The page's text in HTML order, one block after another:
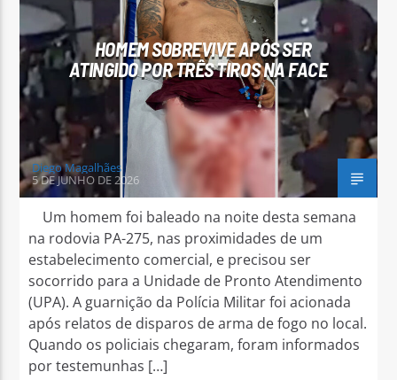
HOMEM SOBREVIVE APÓS SER
ATINGIDO POR TRÊS TIROS NA FACE
Diego Magalhães
5 DE JUNHO DE 2026
Um homem foi baleado na noite desta semana
na rodovia PA-275, nas proximidades de um
estabelecimento comercial, e precisou ser
socorrido para a Unidade de Pronto Atendimento
(UPA). A guarnição da Polícia Militar foi acionada
após relatos de disparos de arma de fogo no local.
Quando os policiais chegaram, foram informados
por testemunhas […]